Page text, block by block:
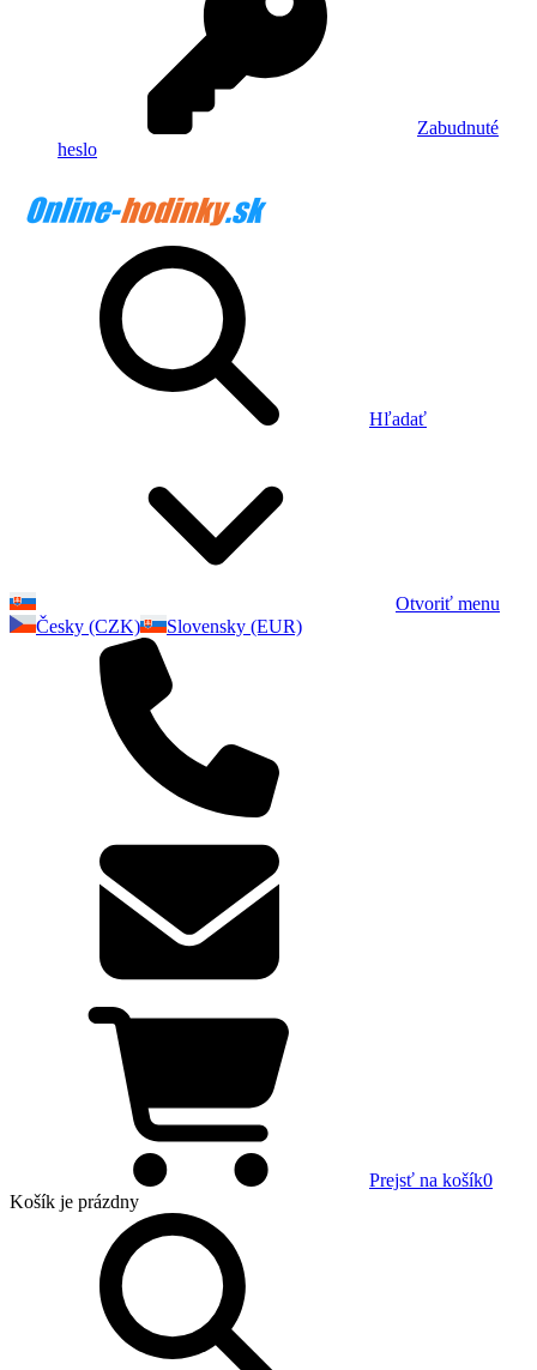
Zabudnuté
heslo
Hľadať
Otvoriť menu
Česky (CZK)
Slovensky (EUR)
Prejsť na košík0
Košík je prázdny